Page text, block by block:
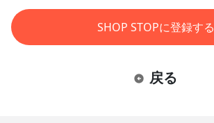
SHOP STOPに登録する
戻る